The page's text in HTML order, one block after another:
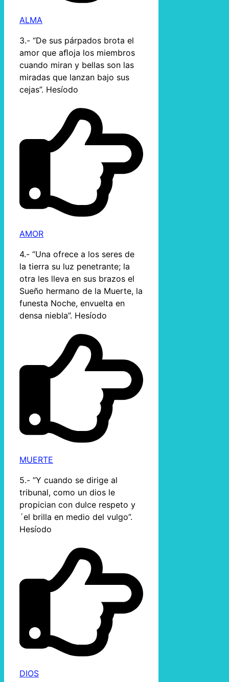
ALMA
3.- “De sus párpados brota el
amor que aﬂoja los miembros
cuando miran y bellas son las
miradas que lanzan bajo sus
cejas”. Hesíodo
AMOR
4.- “Una ofrece a los seres de
la tierra su luz penetrante; la
otra les lleva en sus brazos el
Sueño hermano de la Muerte, la
funesta Noche, envuelta en
densa niebla”. Hesíodo
MUERTE
5.- “Y cuando se dirige al
tribunal, como un dios le
propician con dulce respeto y
´el brilla en medio del vulgo”.
Hesíodo
DIOS